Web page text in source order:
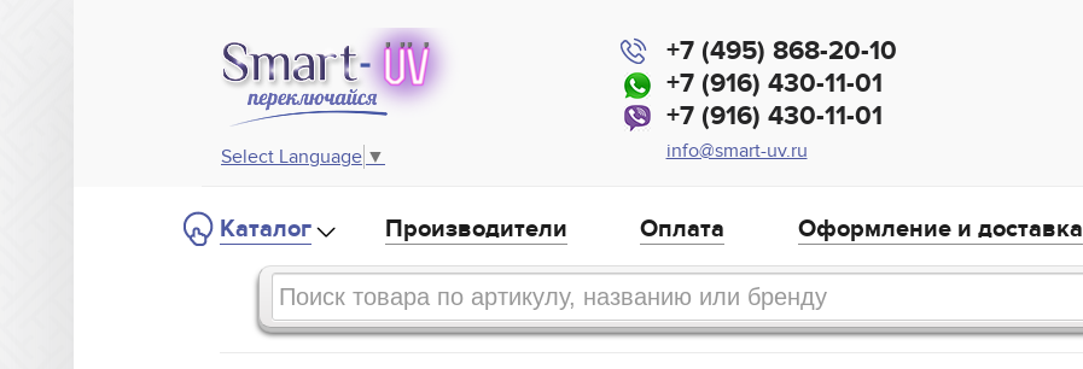
Select Language ▼
+7 (495) 868-20-10
+7 (916) 430-11-01
+7 (916) 430-11-01
info@smart-uv.ru
Каталог Производители Оплата Оформление и доставка